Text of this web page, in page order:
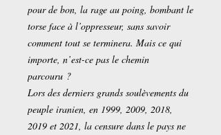
pour de bon, la rage au poing, bombant le
torse face à l’oppresseur, sans savoir
comment tout se terminera. Mais ce qui
importe, n’est-ce pas le chemin
parcouru ?
Lors des derniers grands soulèvements du
peuple iranien, en 1999, 2009, 2018,
2019 et 2021, la censure dans le pays ne